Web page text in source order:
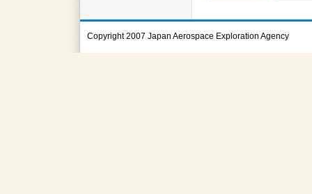
Copyright 2007 Japan Aerospace Exploration Agency